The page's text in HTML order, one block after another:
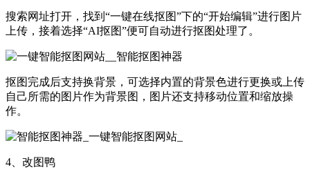
搜索网址打开，找到“一键在线抠图”下的“开始编辑”进行图片
上传，接着选择“AI抠图”便可自动进行抠图处理了。
抠图完成后支持换背景，可选择内置的背景色进行更换或上传
自己所需的图片作为背景图，图片还支持移动位置和缩放操
作。
4、改图鸭